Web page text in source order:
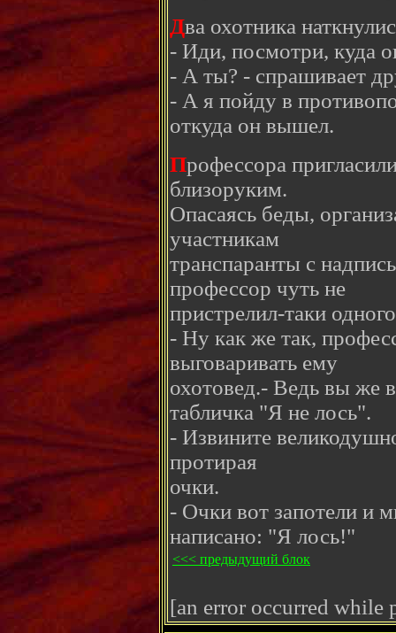
Два охотника
- Иди, посмотри, куда
- А ты? - спрашивает
- А я пойду в
откуда он вышел.
Профессора
близоруким.
Опасаясь беды,
участникам
транспаранты с
профессор чуть не
пристрелил-таки
- Ну как же так,
выговаривать ему
охотовед.- Ведь вы же
табличка "Я не лось".
- Извините
протирая
очки.
- Очки вот запотели и
написано: "Я лось!"
<<< предыдущий блок
[an error occurred while